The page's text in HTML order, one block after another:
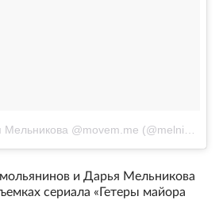
и Дарья Мельникова
сериала «Гетеры майора